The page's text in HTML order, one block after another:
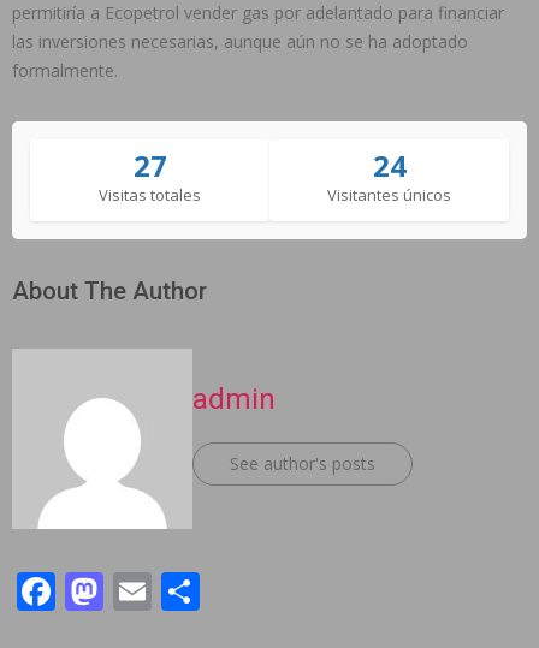
permitiría a Ecopetrol vender gas por adelantado para financiar
las inversiones necesarias, aunque aún no se ha adoptado
formalmente.
27
Visitas totales
24
Visitantes únicos
About The Author
admin
See author's posts
Facebook
Mastodon
Email